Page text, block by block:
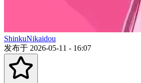
ShinkuNikaidou
发布于 2026-05-11 - 16:07